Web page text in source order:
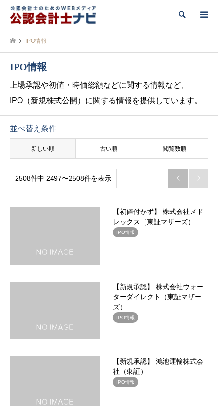
検索
IPO情報
IPO情報
上場承認や初値・時価総額などに関する情報など、
IPO（新規株式公開）に関する情報を提供しています。
並べ替え条件
新しい順 古い順 閲覧数順
2508件中 2497〜2508件を表示  
【初値付かず】 株式会社メド
レックス（東証マザーズ）
IPO情報
【新規承認】 株式会社ウォー
ターダイレクト（東証マザー
ズ）
IPO情報
【新規承認】 鴻池運輸株式会
社（東証）
IPO情報